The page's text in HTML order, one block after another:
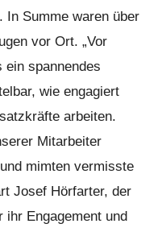
In Summe waren über
vor Ort. „Vor
ein spannendes
wie engagiert
arbeiten.
Mitarbeiter
mimten vermisste
Josef Hörfarter, der
Engagement und